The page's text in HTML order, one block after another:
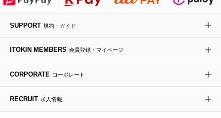
デニムジャケット
ダウンジャケット・コート
手袋
チャーム・ストラップ
ボディバッグ・メッセンジャーバッグ
トラベルバッグ
ローファー
ドレスシューズ
ラナンキュラス
ポプリアレンジ＆フレグランス
SUPPORT 規約・ガイド
ITOKIN MEMBERS 会員登録・マイページ
CORPORATE コーポレート
RECRUIT 求人情報